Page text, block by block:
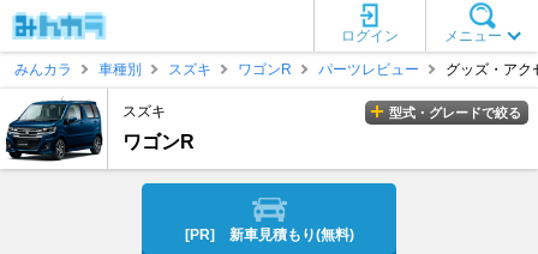
メニュー
ログイン
みんカラ
車種別 スズキ ワゴンR パーツレビュー グッズ・アク
スズキ
ワゴンR
型式・グレードで絞る
[PR] 新車見積もり(無料)